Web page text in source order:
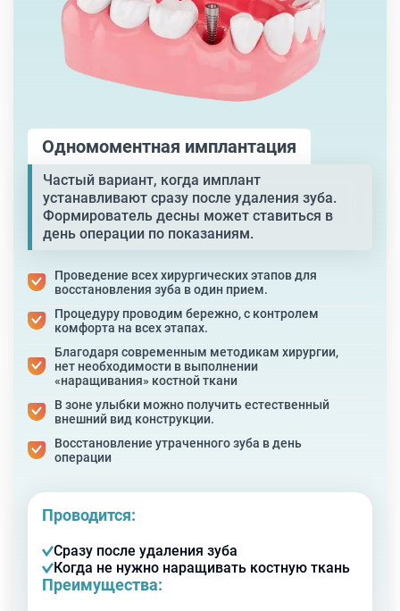
Одномоментная имплантация
Частый вариант, когда имплант
устанавливают сразу после удаления зуба.
Формирователь десны может ставиться в
день операции по показаниям.
Проведение всех хирургических этапов для
восстановления зуба в один прием.
Процедуру проводим бережно, с контролем
комфорта на всех этапах.
Благодаря современным методикам хирургии,
нет необходимости в выполнении
«наращивания» костной ткани
В зоне улыбки можно получить естественный
внешний вид конструкции.
Восстановление утраченного зуба в день
операции
Проводится:
Сразу после удаления зуба
Когда не нужно наращивать костную ткань
Преимущества: